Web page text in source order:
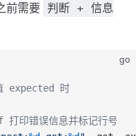
前需要 判断 + 信息
go
expected 时
印错误信息并标记行号